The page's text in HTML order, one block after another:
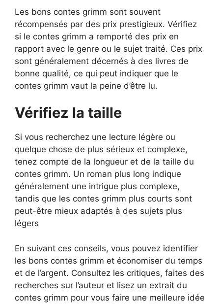
Les bons contes grimm sont souvent
récompensés par des prix prestigieux. Vérifiez
si le contes grimm a remporté des prix en
rapport avec le genre ou le sujet traité. Ces prix
sont généralement décernés à des livres de
bonne qualité, ce qui peut indiquer que le
contes grimm vaut la peine d’être lu.
Vérifiez la taille
Si vous recherchez une lecture légère ou
quelque chose de plus sérieux et complexe,
tenez compte de la longueur et de la taille du
contes grimm. Un roman plus long indique
généralement une intrigue plus complexe,
tandis que les contes grimm plus courts sont
peut-être mieux adaptés à des sujets plus
légers
En suivant ces conseils, vous pouvez identifier
les bons contes grimm et économiser du temps
et de l’argent. Consultez les critiques, faites des
recherches sur l’auteur et lisez un extrait du
contes grimm pour vous faire une meilleure idée